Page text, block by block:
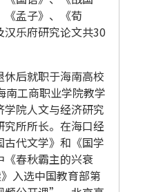
孟子》、《荀
汉乐府研究论文共30
后就职于海南高校
南工商职业学院教学
学院人文与经济研究
究所所长。在海口经
代文学》和《国学
《春秋霸主的兴衰
入选中国教育部第